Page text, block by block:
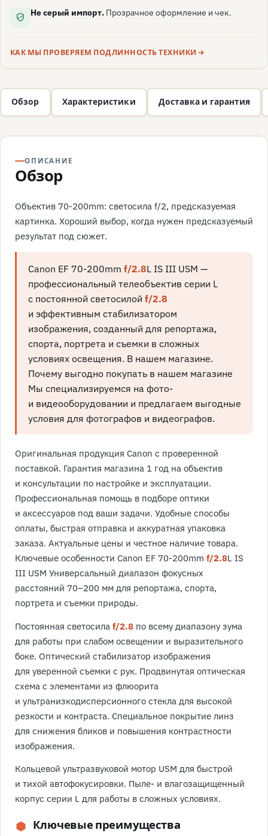
Не серый импорт. Прозрачное оформление и чек.
КАК МЫ ПРОВЕРЯЕМ ПОДЛИННОСТЬ ТЕХНИКИ
Обзор Характеристики Доставка и гарантия
ОПИСАНИЕ
Обзор
Объектив 70-200mm: светосила f/2, предсказуемая
картинка. Хороший выбор, когда нужен предсказуемый
результат под сюжет.
Canon EF 70-200mmf/2.8L IS III USM —
профессиональный телеобъектив серии L
с постоянной светосилойf/2.8
и эффективным стабилизатором
изображения, созданный для репортажа,
спорта, портрета и съемки в сложных
условиях освещения. В нашем магазине.
Почему выгодно покупать в нашем магазине
Мы специализируемся на фото-
и видеооборудовании и предлагаем выгодные
условия для фотографов и видеографов.
Оригинальная продукция Canon с проверенной
поставкой. Гарантия магазина 1 год на объектив
и консультации по настройке и эксплуатации.
Профессиональная помощь в подборе оптики
и аксессуаров под ваши задачи. Удобные способы
оплаты, быстрая отправка и аккуратная упаковка
заказа. Актуальные цены и честное наличие товара.
Ключевые особенности Canon EF 70-200mm f/2.8L IS
III USM Универсальный диапазон фокусных
расстояний 70–200 мм для репортажа, спорта,
портрета и съемки природы.
Постоянная светосила f/2.8 по всему диапазону зума
для работы при слабом освещении и выразительного
боке. Оптический стабилизатор изображения
для уверенной съемки с рук. Продвинутая оптическая
схема с элементами из флюорита
и ультранизкодисперсионного стекла для высокой
резкости и контраста. Специальное покрытие линз
для снижения бликов и повышения контрастности
изображения.
Кольцевой ультразвуковой мотор USM для быстрой
и тихой автофокусировки. Пыле- и влагозащищенный
корпус серии L для работы в сложных условиях.
Ключевые преимущества